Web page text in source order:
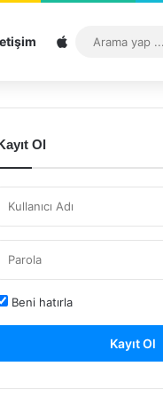
Sitemap
Ol
Beni hatırla
Kayıt Ol